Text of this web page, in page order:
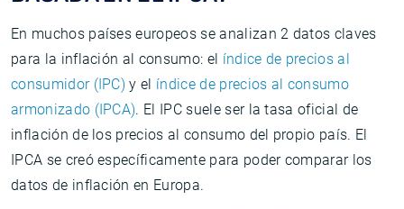
En muchos países europeos se analizan 2 datos claves
para la inflación al consumo: el índice de precios al
consumidor (IPC) y el índice de precios al consumo
armonizado (IPCA). El IPC suele ser la tasa oficial de
inflación de los precios al consumo del propio país. El
IPCA se creó específicamente para poder comparar los
datos de inflación en Europa.